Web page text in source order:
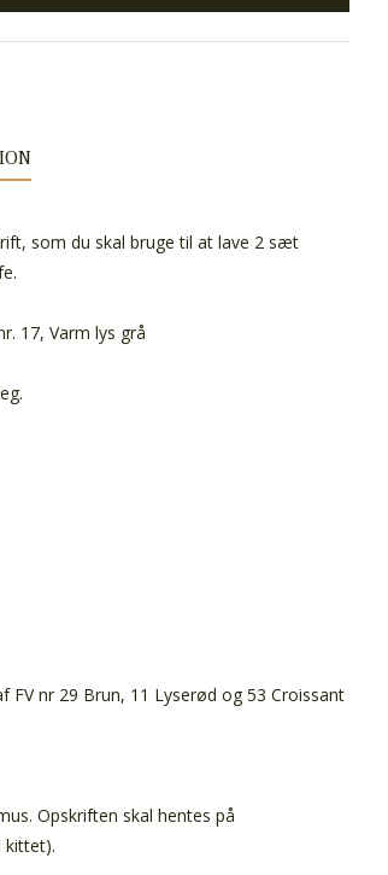
som du skal bruge til at lave 2 sæt
17, Varm lys grå
nr 29 Brun, 11 Lyserød og 53 Croissant
Opskriften skal hentes på
kittet).